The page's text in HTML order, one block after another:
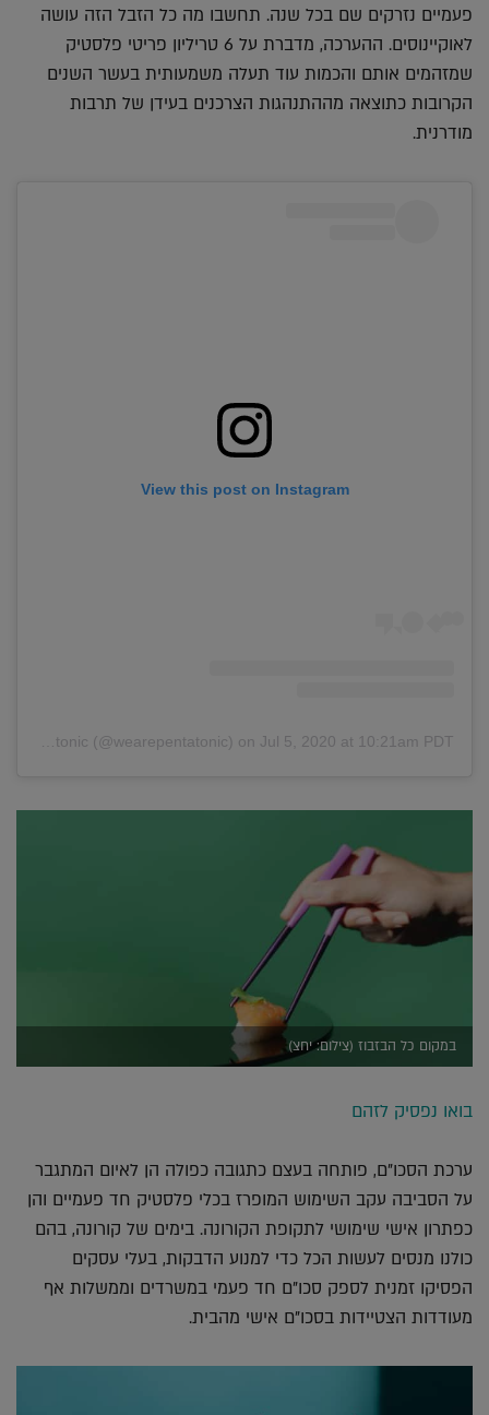
פעמיים נזרקים שם בכל שנה. תחשבו מה כל הזבל הזה עושה
לאוקיינוסים. ההערכה, מדברת על 6 טריליון פריטי פלסטיק
שמזהמים אותם והכמות עוד תעלה משמעותית בעשר השנים
הקרובות כתוצאה מההתנהגות הצרכנים בעידן של תרבות
מודרנית.
View this post on Instagram
on Jul 5, 2020 at 10:21am PDT
במקום כל הבזבוז (צילום: יחצ)
בואו נפסיק לזהם
ערכת הסכו"ם, פותחה בעצם כתגובה כפולה הן לאיום המתגבר
על הסביבה עקב השימוש המופרז בכלי פלסטיק חד פעמיים והן
כפתרון אישי שימושי לתקופת הקורונה. בימים של קורונה, בהם
כולנו מנסים לעשות הכל כדי למנוע הדבקות, בעלי עסקים
הפסיקו זמנית לספק סכו"ם חד פעמי במשרדים וממשלות אף
מעודדות הצטיידות בסכו"ם אישי מהבית.